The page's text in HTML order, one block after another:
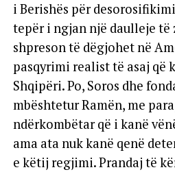
i Berishës për
tepër i ngjan një daulleje të
shpreson të dëgjohet në
pasqyrimi realist të asaj që
Shqipëri. Po, Soros dhe
mbështetur Ramën, me
ndërkombëtar që i kanë
ama ata nuk kanë qenë
e këtij regjimi. Prandaj të